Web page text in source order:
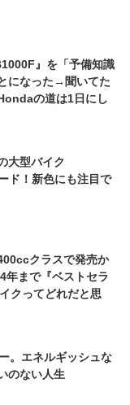
』を「予備知識
になった→聞いてた
の道は1日にし
印象 編】
大型バイク
ド！新色にも注目で
クラスで発売か
まで『ベストセラ
クってどれだと思
。エネルギッシュな
のない人生